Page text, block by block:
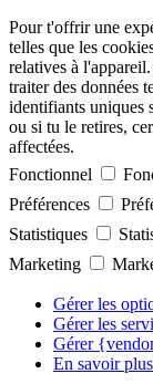
Pour t'offrir une
telles que les
relatives à
traiter des données
identifiants uniques
ou si tu le retires,
affectées.
Fonctionnel
Préférences
Statistiques
Marketing
Gérer les
Gérer les
Gérer
En savoir